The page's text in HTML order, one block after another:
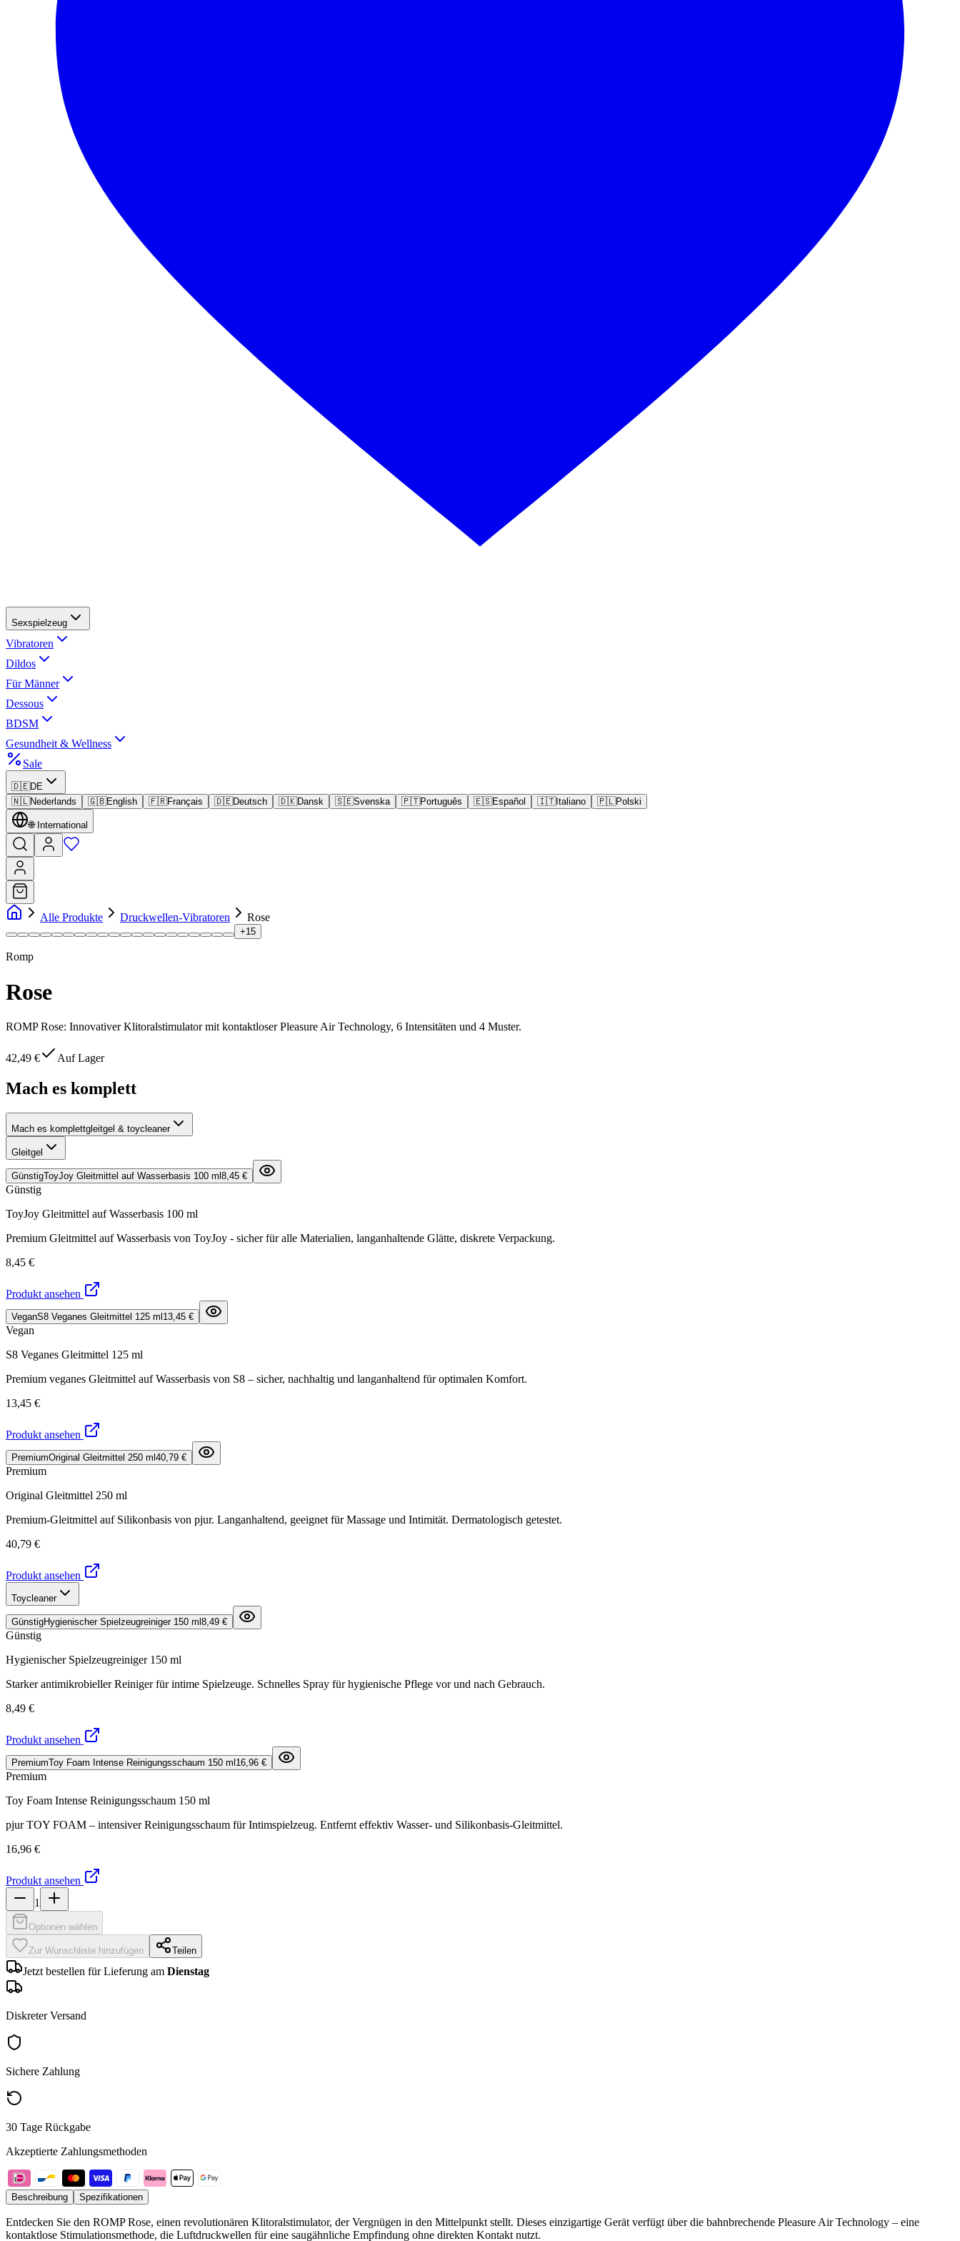
Sexspielzeug
Vibratoren
Dildos
Für Männer
Dessous
BDSM
Gesundheit & Wellness
Sale
🇩🇪DE
🇳🇱Nederlands 🇬🇧English 🇫🇷Français 🇩🇪Deutsch 🇩🇰Dansk 🇸🇪Svenska 🇵🇹Português 🇪🇸Español 🇮🇹Italiano 🇵🇱Polski
🌐 International
Alle Produkte Druckwellen-Vibratoren Rose
+15
Romp
Rose
ROMP Rose: Innovativer Klitoralstimulator mit kontaktloser Pleasure Air Technology, 6 Intensitäten und 4 Muster.
42,49 € Auf Lager
Mach es komplett
Mach es komplettgleitgel & toycleaner
Gleitgel
GünstigToyJoy Gleitmittel auf Wasserbasis 100 ml 8,45 €
Günstig
ToyJoy Gleitmittel auf Wasserbasis 100 ml
Premium Gleitmittel auf Wasserbasis von ToyJoy - sicher für alle Materialien, langanhaltende Glätte, diskrete Verpackung.
8,45 €
Produkt ansehen
VeganS8 Veganes Gleitmittel 125 ml 13,45 €
Vegan
S8 Veganes Gleitmittel 125 ml
Premium veganes Gleitmittel auf Wasserbasis von S8 – sicher, nachhaltig und langanhaltend für optimalen Komfort.
13,45 €
Produkt ansehen
PremiumOriginal Gleitmittel 250 ml 40,79 €
Premium
Original Gleitmittel 250 ml
Premium-Gleitmittel auf Silikonbasis von pjur. Langanhaltend, geeignet für Massage und Intimität. Dermatologisch getestet.
40,79 €
Produkt ansehen
Toycleaner
GünstigHygienischer Spielzeugreiniger 150 ml 8,49 €
Günstig
Hygienischer Spielzeugreiniger 150 ml
Starker antimikrobieller Reiniger für intime Spielzeuge. Schnelles Spray für hygienische Pflege vor und nach Gebrauch.
8,49 €
Produkt ansehen
PremiumToy Foam Intense Reinigungsschaum 150 ml 16,96 €
Premium
Toy Foam Intense Reinigungsschaum 150 ml
pjur TOY FOAM – intensiver Reinigungsschaum für Intimspielzeug. Entfernt effektiv Wasser- und Silikonbasis-Gleitmittel.
16,96 €
Produkt ansehen
1
Optionen wählen
Zur Wunschliste hinzufügen Teilen
Jetzt bestellen für Lieferung am Dienstag
Diskreter Versand
Sichere Zahlung
30 Tage Rückgabe
Akzeptierte Zahlungsmethoden
Beschreibung Spezifikationen
Entdecken Sie den ROMP Rose, einen revolutionären Klitoralstimulator, der Vergnügen in den Mittelpunkt stellt. Dieses einzigartige Gerät verfügt über die bahnbrechende Pleasure Air Technology – eine
kontaktlose Stimulationsmethode, die Luftdruckwellen für eine saugähnliche Empfindung ohne direkten Kontakt nutzt.